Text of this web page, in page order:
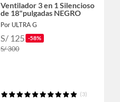
Ventilador 3 en 1 Silencioso
de 18"pulgadas NEGRO
Por ULTRA G
S/ 125 -58%
S/ 300
(3)